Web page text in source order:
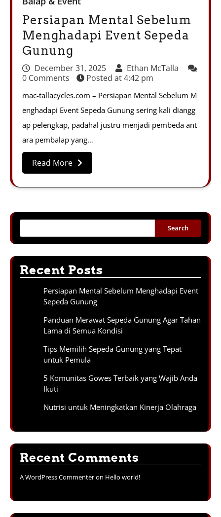
Persiapan Mental Sebelum
Menghadapi Event Sepeda
Gunung
December 31, 2025
Ethan McTalla
0 Comments
Posted at4:42 pm
mac-tallacycles.com – Persiapan Mental Sebelum M
enghadapi Event Sepeda Gunung sering kali diangg
ap pelengkap, padahal justru menjadi pembeda ant
ara pembalap yang…
Read More
Search
Recent Posts
Persiapan Mental Sebelum Menghadapi Event
Sepeda Gunung
Panduan Merawat Sepeda Gunung Agar Tahan
Lama di Semua Kondisi
Tips Memilih Sepeda Gunung yang Tepat
untuk Pemula
5 Komunitas Gowes Terbaik yang Wajib Anda
Ikuti
Nutrisi untuk Meningkatkan Kinerja Olahraga
Recent Comments
A WordPress Commenteron Hello world!